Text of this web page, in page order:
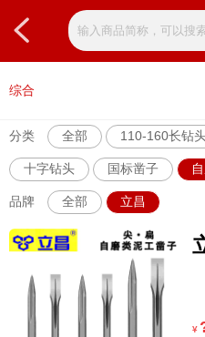
综合
分类 全部 110-160长钻
十字钻头 国标凿子
品牌 全部 立昌
¥